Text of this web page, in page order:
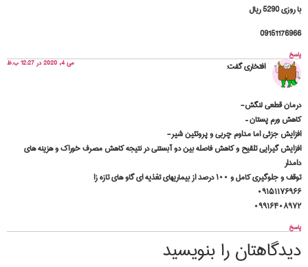
با روزی 5290 ریال
09151176966
پاسخ
افتخاریگفت: می 4, 2020 در 12:27 ب.ظ
درمان قطعی لنگش-
کاهش ورم پستان –
افزایش جزئی اما مداوم چربی و پروتئین شیر-
افزایش گیرایی تلقیح و کاهش فاصله بین دو آبستنی در نتیجه کاهش مصرف خوراک و هزینه های
دامدار
توقف و جلوگیری کامل و ۱۰۰ درصد از بیماریهای تغذیه ای گاو های تازه زا
۰۹۱۵۱۱۷۶۹۶۶
۰۹۹۱۶۴۰۸۹۷۲
پاسخ
دیدگاهتان را بنویسید